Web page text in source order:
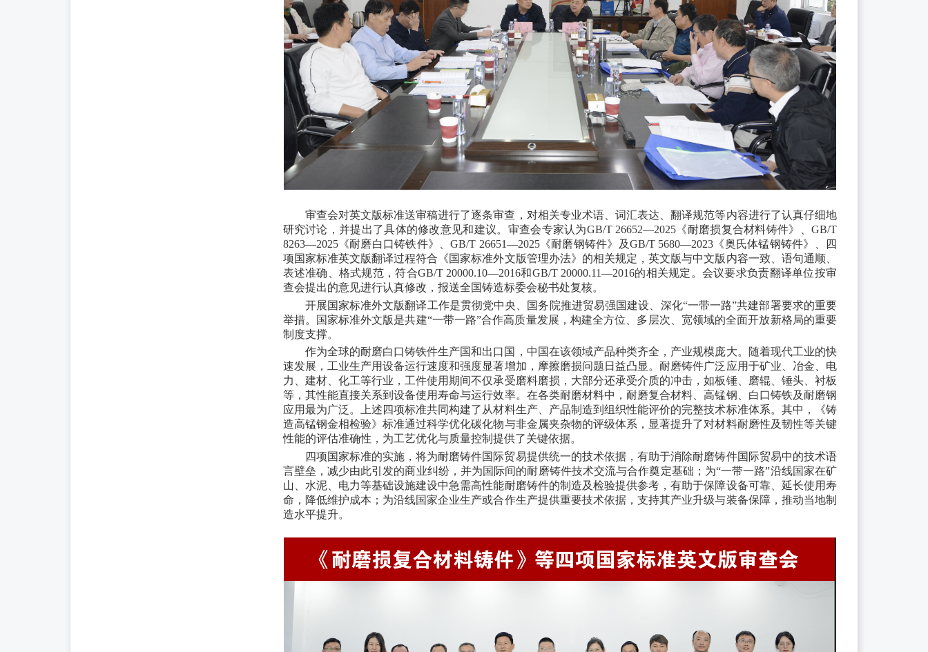
审查会对英文版标准送审稿进行了逐条审查，对相关专业术语、词汇表达、翻译规范等内容进行了认真仔细地
研究讨论，并提出了具体的修改意见和建议。审查会专家认为GB/T 26652—2025《耐磨损复合材料铸件》、GB/T
8263—2025《耐磨白口铸铁件》、GB/T 26651—2025《耐磨钢铸件》
及GB/T 5680—2023《奥氏体锰钢铸件》、四
项国家标准英文版翻译过程符合《国家标准外文版管理办法》的相关规定，英文版与中文版内容一致、语句通顺、
表述准确、格式规范，符合GB/T 20000.10—2016和GB/T 20000.11—2016的相关规定。会议要求负责翻译单位按审
查会提出的意见进行认真修改，报送全国铸造标委会秘书处复核。
开展国家标准外文版翻译工作是贯彻党中央、国务院推进贸易强国建设、深化“一带一路”共建部署要求的重要
举措。国家标准外文版是共建“一带一路”合作高质量发展，构建全方位、多层次、宽领域的全面开放新格局的重要
制度支撑。
作为全球的耐磨白口铸铁件生产国和出口国，中国在该领域产品种类齐全，产业规模庞大。随着现代工业的快
速发展，工业生产用设备运行速度和强度显著增加，摩擦磨损问题日益凸显。耐磨铸件广泛应用于矿业、冶金、电
力、建材、化工等行业，工件使用期间不仅承受磨料磨损，大部分还承受介质的冲击，如板锤、磨辊、锤头、衬板
等，其性能直接关系到设备使用寿命与运行效率。在各类耐磨材料中，耐磨复合材料、高锰钢、白口铸铁及耐磨钢
应用最为广泛。上述四项标准共同构建了从材料生产、产品制造到组织性能评价的完整技术标准体系。其中，《铸
造高锰钢金相检验》标准通过科学优化碳化物与非金属夹杂物的评级体系，显著提升了对材料耐磨性及韧性等关键
性能的评估准确性，为工艺优化与质量控制提供了关键依据。
四项国家标准的实施，将为耐磨铸件国际贸易提供统一的技术依据，有助于消除耐磨铸件国际贸易中的技术语
言壁垒，减少由此引发的商业纠纷，并为国际间的耐磨铸件技术交流与合作奠定基础；为“一带一路”沿线国家在矿
山、水泥、电力等基础设施建设中急需高性能耐磨铸件的制造及检验提供参考，有助于保障设备可靠、延长使用寿
命，降低维护成本；为沿线国家企业生产或合作生产提供重要技术依据，支持其产业升级与装备保障，推动当地制
造水平提升。